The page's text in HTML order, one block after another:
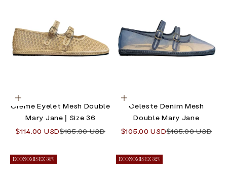
Choisir les options
Crème Eyelet Mesh Double
Mary Jane | Size 36
Prix de vente
$114.00 USDPrix normal
$165.00 USD
Choisir les options
Celeste Denim Mesh
Double Mary Jane
Prix de vente
$105.00 USDPrix normal
$165.00 USD
ECONOMISEZ 36% ECONOMISEZ 32%